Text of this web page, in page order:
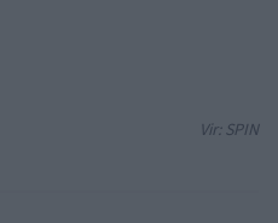
Vir: SPIN